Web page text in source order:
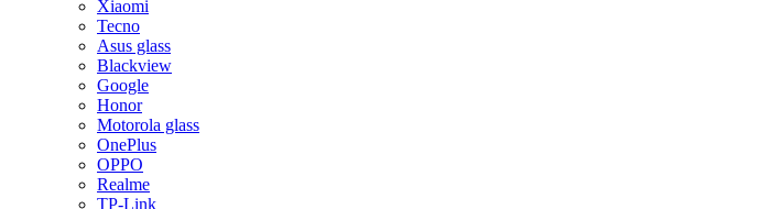
Xiaomi
Tecno
Asus glass
Blackview
Google
Honor
Motorola glass
OnePlus
OPPO
Realme
TP-Link